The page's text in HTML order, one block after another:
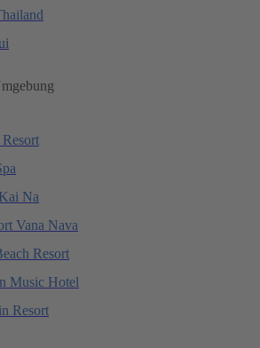
Na
Vana Nava
Resort
Music Hotel
Resort